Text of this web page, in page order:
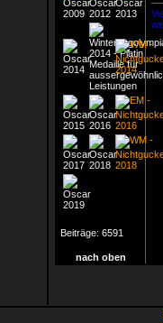
Beiträge: 6591
nach oben